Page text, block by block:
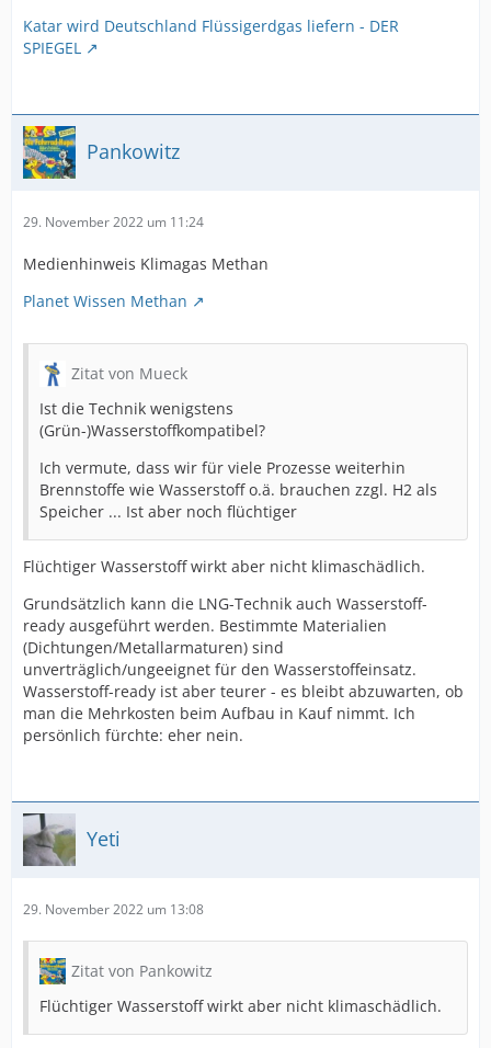
Katar wird Deutschland Flüssigerdgas liefern - DER
SPIEGEL
Pankowitz
29. November 2022 um 11:24
Medienhinweis Klimagas Methan
Planet Wissen Methan
Zitat von Mueck
Ist die Technik wenigstens
(Grün-)Wasserstoffkompatibel?
Ich vermute, dass wir für viele Prozesse weiterhin
Brennstoffe wie Wasserstoff o.ä. brauchen zzgl. H2 als
Speicher ... Ist aber noch flüchtiger
Flüchtiger Wasserstoff wirkt aber nicht klimaschädlich.
Grundsätzlich kann die LNG-Technik auch Wasserstoff-
ready ausgeführt werden. Bestimmte Materialien
(Dichtungen/Metallarmaturen) sind
unverträglich/ungeeignet für den Wasserstoffeinsatz.
Wasserstoff-ready ist aber teurer - es bleibt abzuwarten, ob
man die Mehrkosten beim Aufbau in Kauf nimmt. Ich
persönlich fürchte: eher nein.
Yeti
29. November 2022 um 13:08
Zitat von Pankowitz
Flüchtiger Wasserstoff wirkt aber nicht klimaschädlich.